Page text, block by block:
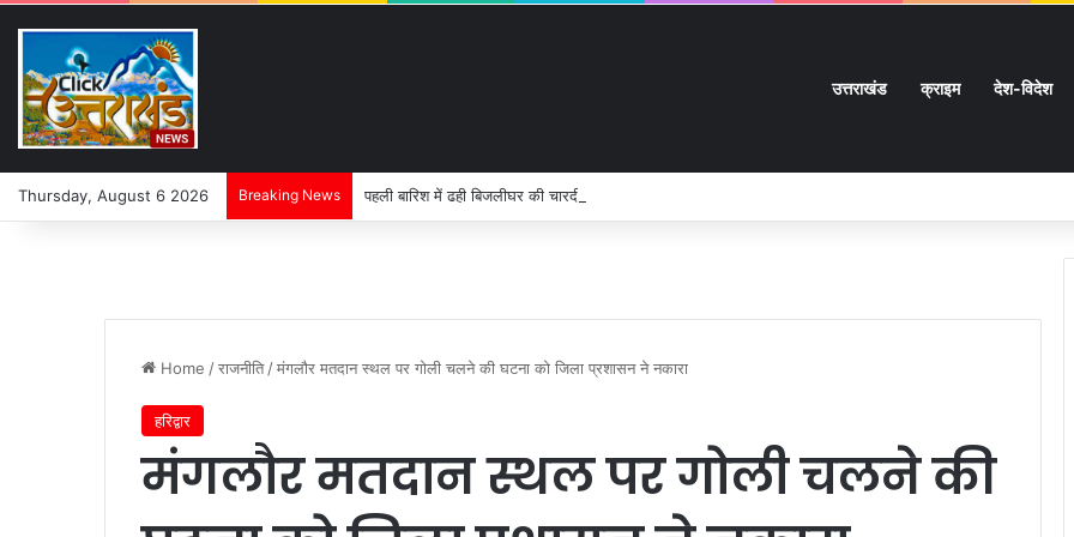
उत्तराखंड क्राइम देश-विदेश
Thursday, August 6 2026 Breaking News पहली बारिश में ढही बिजलीघर की चारदीवारी:
Home /राजनीति /मंगलौर मतदान स्थल पर गोली चलने की घटना को जिला प्रशासन ने नकारा
हरिद्वार
मंगलौर मतदान स्थल पर गोली चलने की